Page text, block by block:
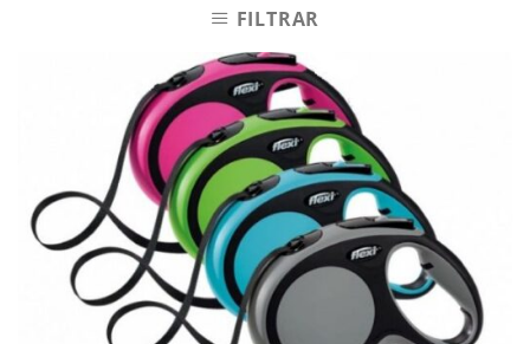
FILTRAR